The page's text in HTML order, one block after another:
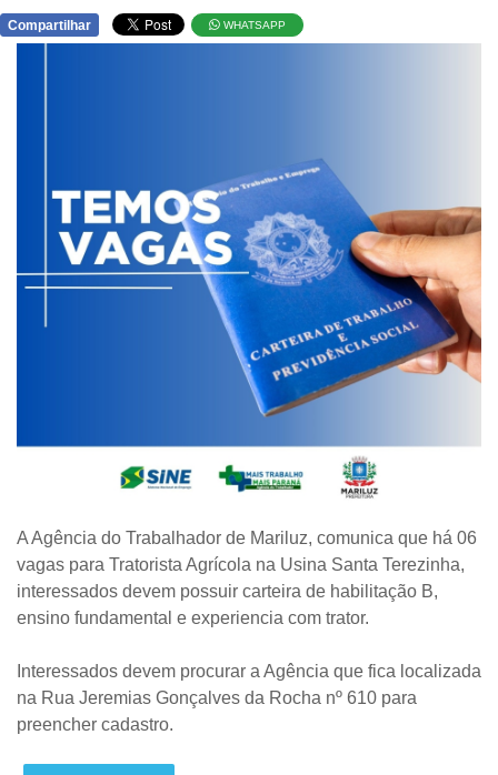
Compartilhar WHATSAPP
A Agência do Trabalhador de Mariluz, comunica que há 06
vagas para Tratorista Agrícola na Usina Santa Terezinha,
interessados devem possuir carteira de habilitação B,
ensino fundamental e experiencia com trator.
Interessados devem procurar a Agência que fica localizada
na Rua Jeremias Gonçalves da Rocha nº 610 para
preencher cadastro.